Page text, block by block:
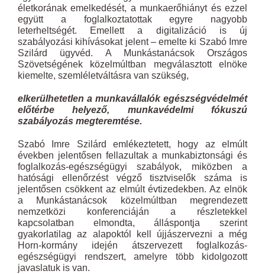
életkorának emelkedését, a munkaerőhiányt és ezzel
együtt a foglalkoztatottak egyre nagyobb
leterheltségét. Emellett a digitalizáció is új
szabályozási kihívásokat jelent – emelte ki Szabó Imre
Szilárd ügyvéd. A Munkástanácsok Országos
Szövetségének közelmúltban megválasztott elnöke
kiemelte, szemléletváltásra van szükség,
elkerülhetetlen a munkavállalók egészségvédelmét
előtérbe helyező, munkavédelmi fókuszú
szabályozás megteremtése.
Szabó Imre Szilárd emlékeztetett, hogy az elmúlt
években jelentősen fellazultak a munkabiztonsági és
foglalkozás-egészségügyi szabályok, miközben a
hatósági ellenőrzést végző tisztviselők száma is
jelentősen csökkent az elmúlt évtizedekben. Az elnök
a Munkástanácsok közelmúltban megrendezett
nemzetközi konferenciáján a részletekkel
kapcsolatban elmondta, álláspontja szerint
gyakorlatilag az alapoktól kell újjászervezni a még
Horn-kormány idején átszervezett foglalkozás-
egészségügyi rendszert, amelyre több kidolgozott
javaslatuk is van.